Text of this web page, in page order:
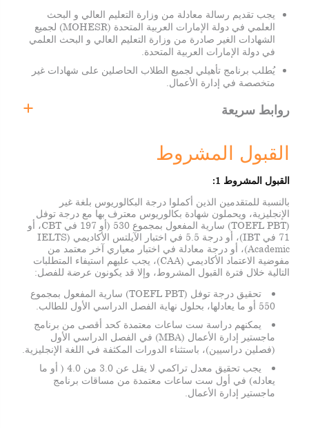
يجب تقديم رسالة معادلة من وزارة التعليم العالي و البحث
العلمي في دولة الإمارات العربية المتحدة (MOHESR) لجميع
الشهادات الغير صادرة من وزارة التعليم العالي و البحث العلمي
في دولة الإمارات العربية المتحدة.
يُطلب برنامج تأهيلي لجميع الطلاب الحاصلين على شهادات غير
متخصصة في إدارة الأعمال.
روابط سريعة
معلومات عنا
أعضاء هيئة التدريس
الرسوم الدراسية والمنح الدراسية
التسجيل
تحميل الملفات
قدّم الآن
القبول المشروط
القبول المشروط 1:
بالنسبة للمتقدمين الذين أكملوا درجة البكالوريوس بلغة غير
الإنجليزية، ويحملون شهادة بكالوريوس معترف بها مع درجة توفل
(TOEFL PBT) سارية المفعول بمجموع 530 (أو 197 في CBT، أو
71 في IBT)، أو درجة 5.5 في اختبار الآيلتس الأكاديمي (IELTS
Academic)، أو درجة معادلة في اختبار معياري آخر معتمد من
مفوضية الاعتماد الأكاديمي (CAA)، يجب عليهم استيفاء المتطلبات
التالية خلال فترة القبول المشروط، وإلا قد يكونون عرضة للفصل:
تحقيق درجة توفل (TOEFL PBT) سارية المفعول بمجموع
550 أو ما يعادلها، بحلول نهاية الفصل الدراسي الأول للطالب.
يمكنهم دراسة ست ساعات معتمدة كحد أقصى من برنامج
ماجستير إدارة الأعمال (MBA) في الفصل الدراسي الأول
(فصلين دراسيين)، باستثناء الدورات المكثفة في اللغة الإنجليزية.
يجب تحقيق معدل تراكمي لا يقل عن 3.0 من 4.0 ( أو ما
يعادله) في أول ست ساعات معتمدة من مساقات برنامج
ماجستير إدارة الأعمال.